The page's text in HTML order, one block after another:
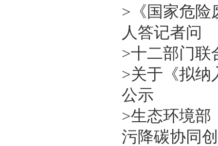
> 《国家危
人答记者问
>十二部门联
>关于《拟纳
公示
>生态环境部
污降碳协同